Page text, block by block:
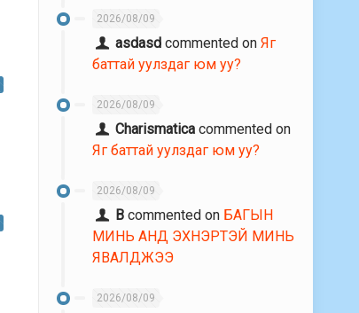
2026/08/09
asdasd commented onЯг
баттай уулздаг юм уу?
2026/08/09
Charismatica commented on
Яг баттай уулздаг юм уу?
2026/08/09
В commented on БАГЫН
МИНЬ АНД ЭХНЭРТЭЙ МИНЬ
ЯВАЛДЖЭЭ
2026/08/09